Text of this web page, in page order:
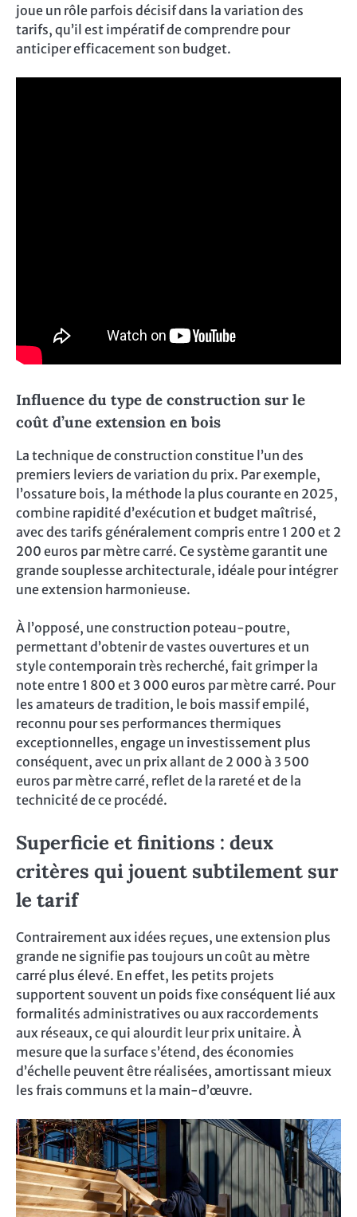
joue un rôle parfois décisif dans la variation des
tarifs, qu’il est impératif de comprendre pour
anticiper efficacement son budget.
Influence du type de construction sur le
coût d’une extension en bois
La technique de construction constitue l’un des
premiers leviers de variation du prix. Par exemple,
l’ossature bois, la méthode la plus courante en 2025,
combine rapidité d’exécution et budget maîtrisé,
avec des tarifs généralement compris entre 1 200 et 2
200 euros par mètre carré. Ce système garantit une
grande souplesse architecturale, idéale pour intégrer
une extension harmonieuse.
À l’opposé, une construction poteau-poutre,
permettant d’obtenir de vastes ouvertures et un
style contemporain très recherché, fait grimper la
note entre 1 800 et 3 000 euros par mètre carré. Pour
les amateurs de tradition, le bois massif empilé,
reconnu pour ses performances thermiques
exceptionnelles, engage un investissement plus
conséquent, avec un prix allant de 2 000 à 3 500
euros par mètre carré, reflet de la rareté et de la
technicité de ce procédé.
Superficie et finitions : deux
critères qui jouent subtilement sur
le tarif
Contrairement aux idées reçues, une extension plus
grande ne signifie pas toujours un coût au mètre
carré plus élevé. En effet, les petits projets
supportent souvent un poids fixe conséquent lié aux
formalités administratives ou aux raccordements
aux réseaux, ce qui alourdit leur prix unitaire. À
mesure que la surface s’étend, des économies
d’échelle peuvent être réalisées, amortissant mieux
les frais communs et la main-d’œuvre.